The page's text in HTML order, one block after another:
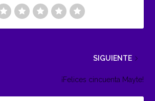
SIGUIENTE
¡Felices cincuenta Mayte!